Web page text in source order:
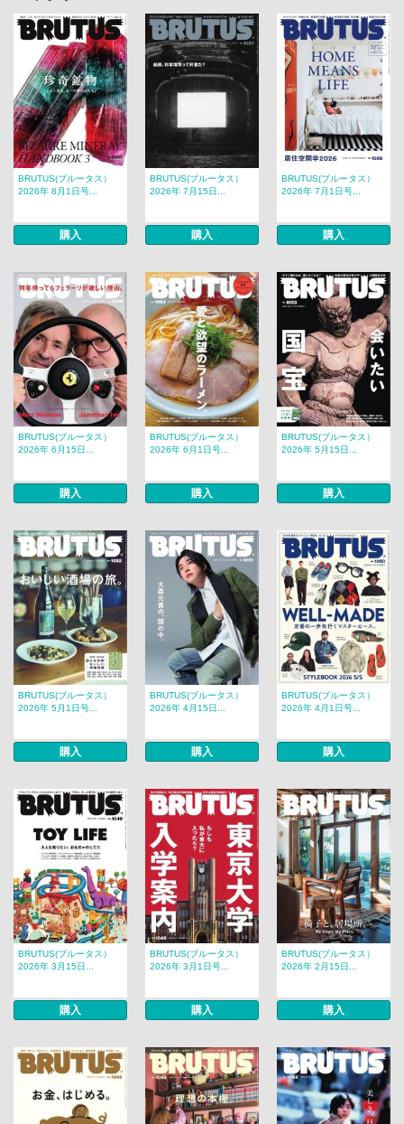
BRUTUS(ブルータス）
2026年 8月1日号...
購入
BRUTUS(ブルータス）
2026年 7月15日...
購入
BRUTUS(ブルータス）
2026年 7月1日号...
購入
BRUTUS(ブルータス）
2026年 6月15日...
購入
BRUTUS(ブルータス）
2026年 6月1日号...
購入
BRUTUS(ブルータス）
2026年 5月15日...
購入
BRUTUS(ブルータス）
2026年 5月1日号...
購入
BRUTUS(ブルータス）
2026年 4月15日...
購入
BRUTUS(ブルータス）
2026年 4月1日号...
購入
BRUTUS(ブルータス）
2026年 3月15日...
購入
BRUTUS(ブルータス）
2026年 3月1日号...
購入
BRUTUS(ブルータス）
2026年 2月15日...
購入